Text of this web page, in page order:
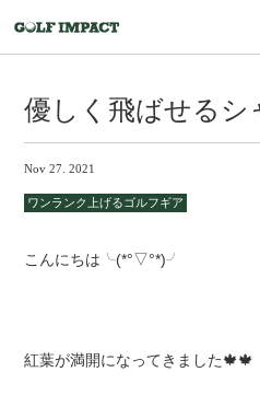
優しく飛ばせるシ
Nov 27. 2021
ワンランク上げるゴルフギア
こんにちは╰(*°▽°*)╯
紅葉が満開になってきました🍁🍁